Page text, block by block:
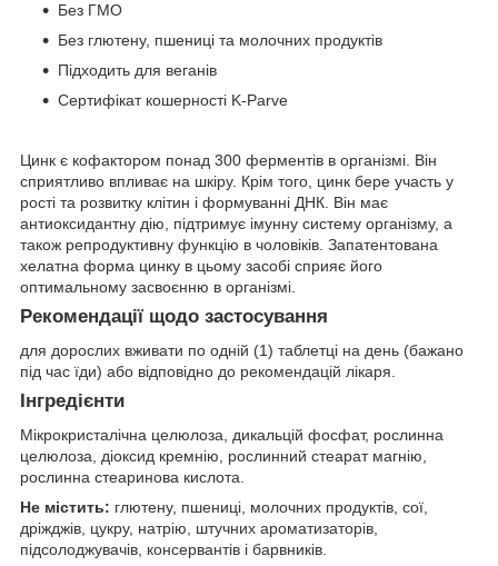
Без ГМО
Без глютену, пшениці та молочних продуктів
Підходить для веганів
Сертифікат кошерності K-Parve
Цинк є кофактором понад 300 ферментів в організмі. Він
сприятливо впливає на шкіру. Крім того, цинк бере участь у
рості та розвитку клітин і формуванні ДНК. Він має
антиоксидантну дію, підтримує імунну систему організму, а
також репродуктивну функцію в чоловіків. Запатентована
хелатна форма цинку в цьому засобі сприяє його
оптимальному засвоєнню в організмі.
Рекомендації щодо застосування
для дорослих вживати по одній (1) таблетці на день (бажано
під час їди) або відповідно до рекомендацій лікаря.
Інгредієнти
Мікрокристалічна целюлоза, дикальцій фосфат, рослинна
целюлоза, діоксид кремнію, рослинний стеарат магнію,
рослинна стеаринова кислота.
Не містить: глютену, пшениці, молочних продуктів, сої,
дріжджів, цукру, натрію, штучних ароматизаторів,
підсолоджувачів, консервантів і барвників.